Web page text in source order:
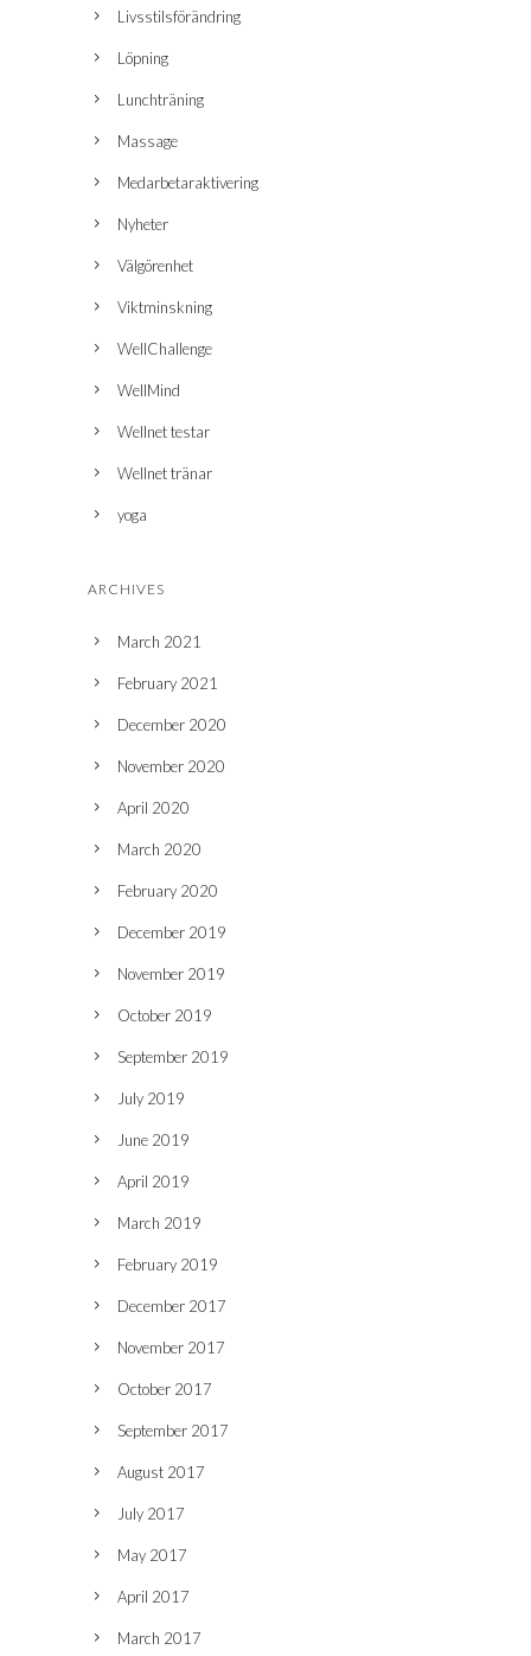
Livsstilsförändring
Löpning
Lunchträning
Massage
Medarbetaraktivering
Nyheter
Välgörenhet
Viktminskning
WellChallenge
WellMind
Wellnet testar
Wellnet tränar
yoga
ARCHIVES
March 2021
February 2021
December 2020
November 2020
April 2020
March 2020
February 2020
December 2019
November 2019
October 2019
September 2019
July 2019
June 2019
April 2019
March 2019
February 2019
December 2017
November 2017
October 2017
September 2017
August 2017
July 2017
May 2017
April 2017
March 2017